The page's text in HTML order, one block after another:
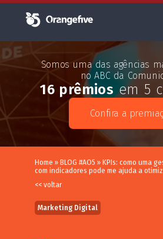
Somos uma das agências
no ABC da
16 prêmios em 5
Confira a
Home » BLOG #AO5 » KPIs: como uma
com indicadores pode me ajuda a
<< voltar
Marketing Digital